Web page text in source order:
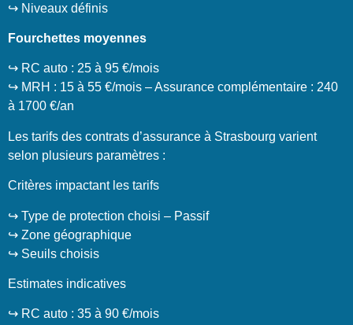
↪️ Niveaux définis
Fourchettes moyennes
↪️ RC auto : 25 à 95 €/mois
↪️ MRH : 15 à 55 €/mois – Assurance complémentaire : 240
à 1700 €/an
Les tarifs des contrats d’assurance à Strasbourg varient
selon plusieurs paramètres :
Critères impactant les tarifs
↪️ Type de protection choisi – Passif
↪️ Zone géographique
↪️ Seuils choisis
Estimates indicatives
↪️ RC auto : 35 à 90 €/mois